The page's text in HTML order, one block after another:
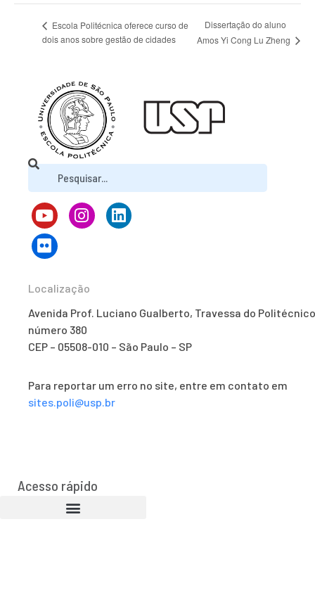
Escola Politécnica oferece curso de
dois anos sobre gestão de cidades
Dissertação do aluno
Amos Yi Cong Lu Zheng
Localização
Avenida Prof. Luciano Gualberto, Travessa do
número 380
CEP – 05508-010 – São Paulo – SP
Para reportar um erro no site, entre em contato em
sites.poli@usp.br
Acesso rápido